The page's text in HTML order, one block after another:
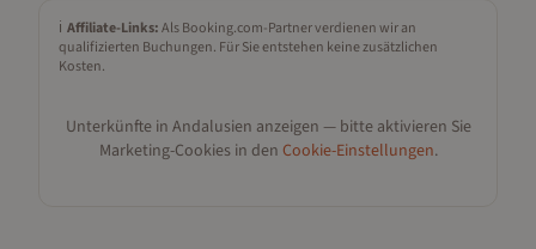
ℹ️ Affiliate-Links:Als Booking.com-Partner verdienen wir an
qualifizierten Buchungen. Für Sie entstehen keine zusätzlichen
Kosten.
Unterkünfte in Andalusien anzeigen — bitte aktivieren Sie
Marketing-Cookies in den Cookie-Einstellungen.